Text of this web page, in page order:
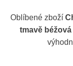
Oblíbené zboží
tmavě béžová